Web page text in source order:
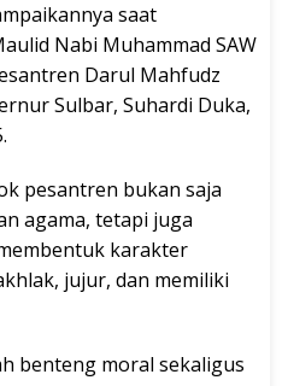
saat
Nabi Muhammad SAW
Darul Mahfudz
Sulbar, Suhardi Duka,
pesantren bukan saja
agama, tetapi juga
karakter
jujur, dan memiliki
benteng moral sekaligus